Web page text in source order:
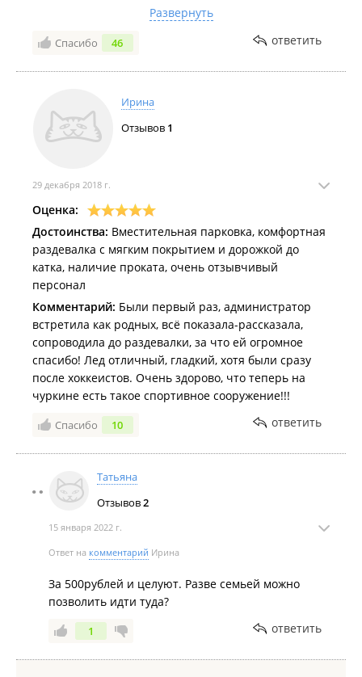
приехали на место встречи, сказали, идите отсюда,
мы не так работаем как вы прочитали в
официальном источнике, у нас тут свои правила, о
Развернуть
Спасибо 46 ответить
Ирина
Отзывов 1
29 декабря 2018 г.
Оценка:
Достоинства: Вместительная парковка, комфортная
раздевалка с мягким покрытием и дорожкой до
катка, наличие проката, очень отзывчивый
персонал
Комментарий: Были первый раз, администратор
встретила как родных, всё показала-рассказала,
сопроводила до раздевалки, за что ей огромное
спасибо! Лед отличный, гладкий, хотя были сразу
после хоккеистов. Очень здорово, что теперь на
чуркине есть такое спортивное сооружение!!!
Спасибо 10 ответить
Татьяна
Отзывов2
15 января 2022 г.
Ответ на комментарий Ирина
За 500рублей и целуют. Разве семьей можно
позволить идти туда?
1 ответить